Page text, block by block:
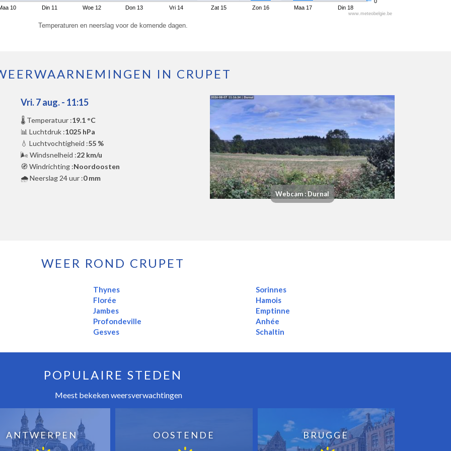
10 Din 11 Woe 12 Don 13 Vri 14 Zat 15 Zon 16 Maa 17 Din 18
www.meteobelgie.be
Temperaturen en neerslag voor de komende dagen.
IN CRUPET
Vri. 7 aug. - 11:15
🌡️ Temperatuur :19.1 °C
📊 Luchtdruk :1025 hPa
💧 Luchtvochtigheid :55 %
🌬️ Windsnelheid :22 km/u
🧭 Windrichting :Noordoosten
🌧️ Neerslag 24 uur :0 mm
Webcam : Durnal
WEER ROND CRUPET
Thynes
Florée
Jambes
Profondeville
Gesves
Sorinnes
Hamois
Emptinne
Anhée
Schaltin
POPULAIRE STEDEN
Meest bekeken weersverwachtingen
ANTWERPEN OOSTENDE BRUGGE